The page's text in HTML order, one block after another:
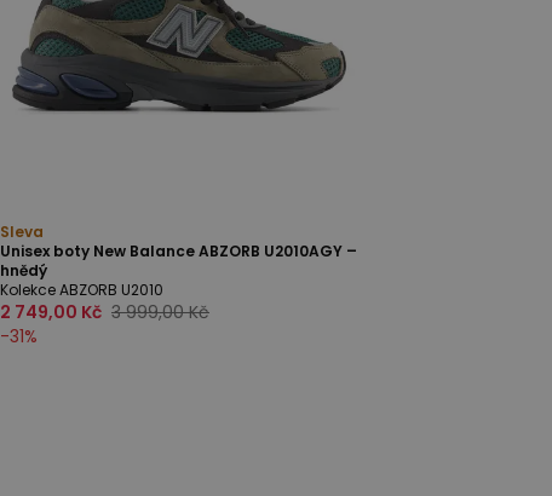
Sleva
Unisex boty New Balance ABZORB U2010AGY –
hnědý
Kolekce ABZORB U2010
2 749,00 Kč 3 999,00 Kč
-31%